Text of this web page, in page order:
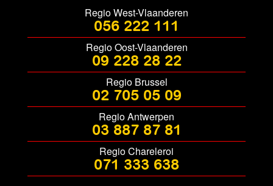
Regio West-Vlaanderen
056 222 111
Regio Oost-Vlaanderen
09 228 28 22
Regio Brussel
02 705 05 09
Regio Antwerpen
03 887 87 81
Regio Chareleroi
071 333 638